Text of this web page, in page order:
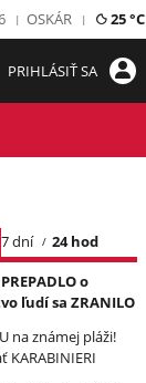
OSKÁR 25 °C
PRIHLÁSIŤ SA
7 dní
24 hod
o
ľudí sa ZRANILO
na známej pláži!
KARABINIERI